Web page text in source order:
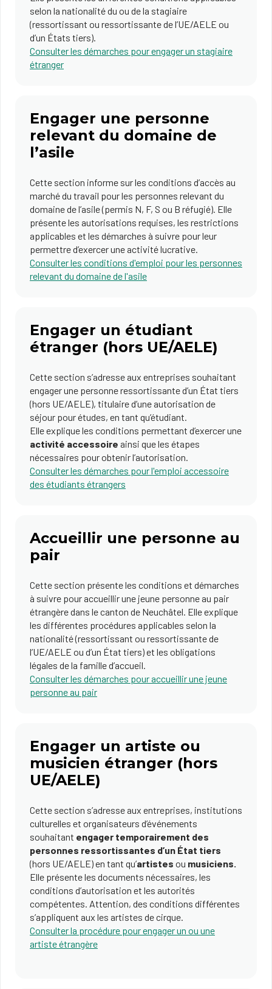
selon la nationalité du ou de la stagiaire
(ressortissant ou ressortissante de l’UE/AELE ou
d’un États tiers).
Consulter les démarches pour engager un stagiaire
étranger
Engager une personne
relevant du domaine de
l’asile
Cette section informe sur les conditions d’accès au
marché du travail pour les personnes relevant du
domaine de l’asile (permis N, F, S ou B réfugié). Elle
présente les autorisations requises, les restrictions
applicables et les démarches à suivre pour leur
permettre d’exercer une activité lucrative.
Consulter les conditions d'emploi pour les personnes
relevant du domaine de l'asile
Engager un étudiant
étranger (hors UE/AELE)
Cette section s’adresse aux entreprises souhaitant
engager une personne ressortissante d’un État tiers
(hors UE/AELE), titulaire d’une autorisation de
séjour pour études, en tant qu’étudiant.
Elle explique les conditions permettant d’exercer une
activité accessoire ainsi que les étapes
nécessaires pour obtenir l’autorisation.
Consulter les démarches pour l'emploi accessoire
des étudiants étrangers
Accueillir une personne au
pair
Cette section présente les conditions et démarches
à suivre pour accueillir une jeune personne au pair
étrangère dans le canton de Neuchâtel. Elle explique
les différentes procédures applicables selon la
nationalité (ressortissant ou ressortissante de
l’UE/AELE ou d’un État tiers) et les obligations
légales de la famille d’accueil.
Consulter les démarches pour accueillir une jeune
personne au pair
Engager un artiste ou
musicien étranger (hors
UE/AELE)
Cette section s’adresse aux entreprises, institutions
culturelles et organisateurs d’événements
souhaitant engager temporairement des
personnes ressortissantes d’un État tiers
(hors UE/AELE) en tant qu’artistes ou musiciens.
Elle présente les documents nécessaires, les
conditions d’autorisation et les autorités
compétentes. Attention, des conditions différentes
s’appliquent aux les artistes de cirque.
Consulter la procédure pour engager un ou une
artiste étrangère